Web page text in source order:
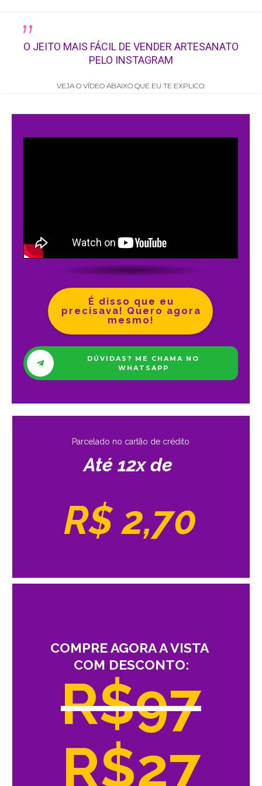
„
O JEITO MAIS FÁCIL DE VENDER ARTESANATO
PELO INSTAGRAM
VEJA O VÍDEO ABAIXO QUE EU TE EXPLICO:
É disso que eu
precisava! Quero agora
mesmo!
DÚVIDAS? ME CHAMA NO
WHATSAPP
Parcelado no cartão de crédito
Até 12x de
R$ 2,70
COMPRE AGORA A VISTA
COM DESCONTO:
R$97
R$27